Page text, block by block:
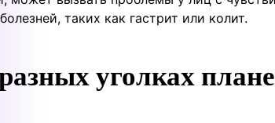
таких как гастрит или колит.
уголках